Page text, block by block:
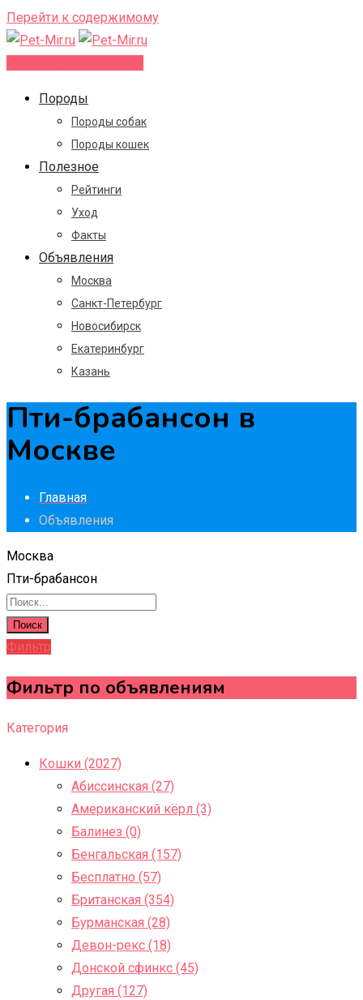
Перейти к содержимому
Породы
Породы собак
Породы кошек
Полезное
Рейтинги
Уход
Факты
Объявления
Москва
Санкт-Петербург
Новосибирск
Екатеринбург
Казань
Пти-брабансон в
Москве
Главная
Объявления
Москва
Пти-брабансон
Поиск
Фильтр
Фильтр по объявлениям
Категория
Кошки (2027)
Абиссинская (27)
Американский кёрл (3)
Балинез (0)
Бенгальская (157)
Бесплатно (57)
Британская (354)
Бурманская (28)
Девон-рекс (18)
Донской сфинкс (45)
Другая (127)